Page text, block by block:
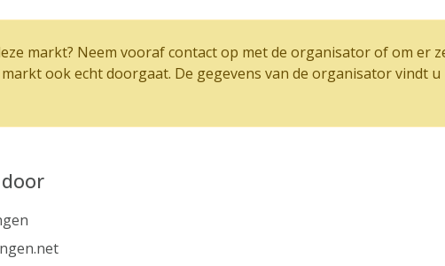
markt? Neem vooraf contact op met de organisator of om er
ook echt doorgaat. De gegevens van de organisator vindt u